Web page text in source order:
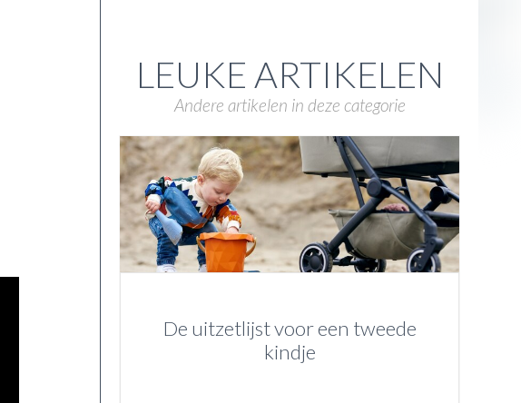
LEUKE ARTIKELEN
Andere artikelen in deze categorie
De uitzetlijst voor een tweede
kindje